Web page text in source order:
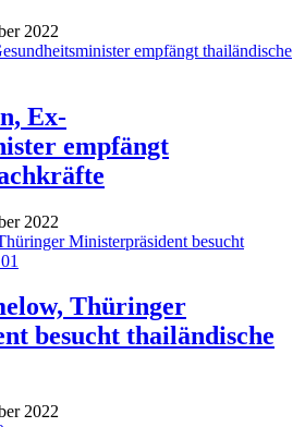
2022
Ex-
empfängt
2022
Thüringer
besucht thailändische
2022